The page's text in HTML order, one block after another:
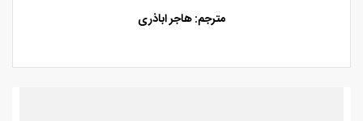
مترجم: هاجر اباذری